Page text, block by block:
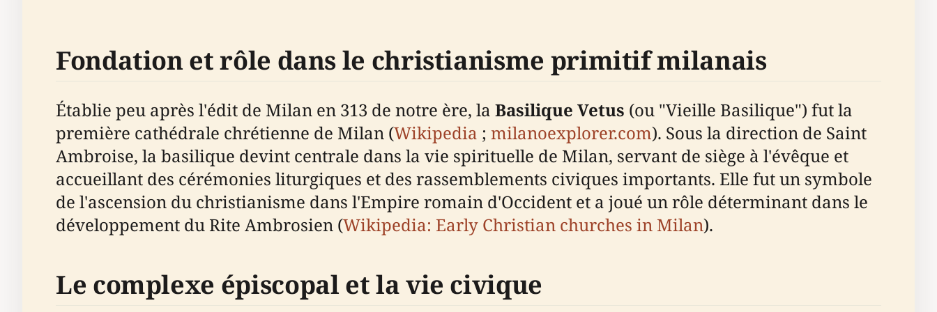
Fondation et rôle dans le christianisme primitif milanais
Établie peu après l'édit de Milan en 313 de notre ère, la Basilique Vetus (ou "Vieille Basilique") fut la
première cathédrale chrétienne de Milan (Wikipedia ; milanoexplorer.com). Sous la direction de Saint
Ambroise, la basilique devint centrale dans la vie spirituelle de Milan, servant de siège à l'évêque et
accueillant des cérémonies liturgiques et des rassemblements civiques importants. Elle fut un symbole
de l'ascension du christianisme dans l'Empire romain d'Occident et a joué un rôle déterminant dans le
développement du Rite Ambrosien (Wikipedia: Early Christian churches in Milan).
Le complexe épiscopal et la vie civique